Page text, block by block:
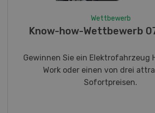
Fotorätsel 07-08/26
Gewinnen Sie eines von fünf LANDI
Taschenmessern